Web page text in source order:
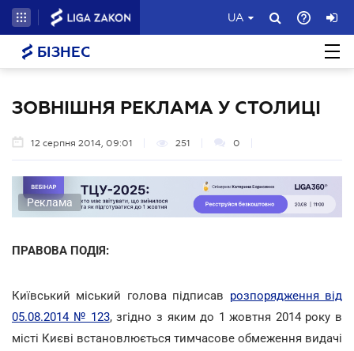
UA
БІЗНЕС
ЗОВНІШНЯ РЕКЛАМА У СТОЛИЦІ
12 серпня 2014, 09:01 251 0
Реклама
ПРАВОВА ПОДІЯ:
Київський міський голова підписав розпорядження від
05.08.2014 № 123, згідно з яким до 1 жовтня 2014 року в
місті Києві встановлюється тимчасове обмеження видачі